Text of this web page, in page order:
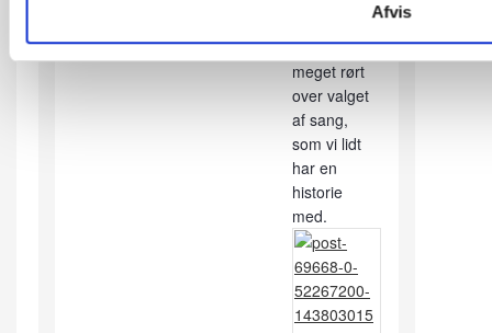
Afvis
med min far.
Han var
meget rørt
over valget
af sang,
som vi lidt
har en
historie
med.